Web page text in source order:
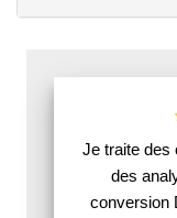
Je traite des
des
conversion